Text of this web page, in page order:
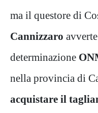
ma il questore di
Cannizzaro
determinazione
nella provincia di
acquistare il